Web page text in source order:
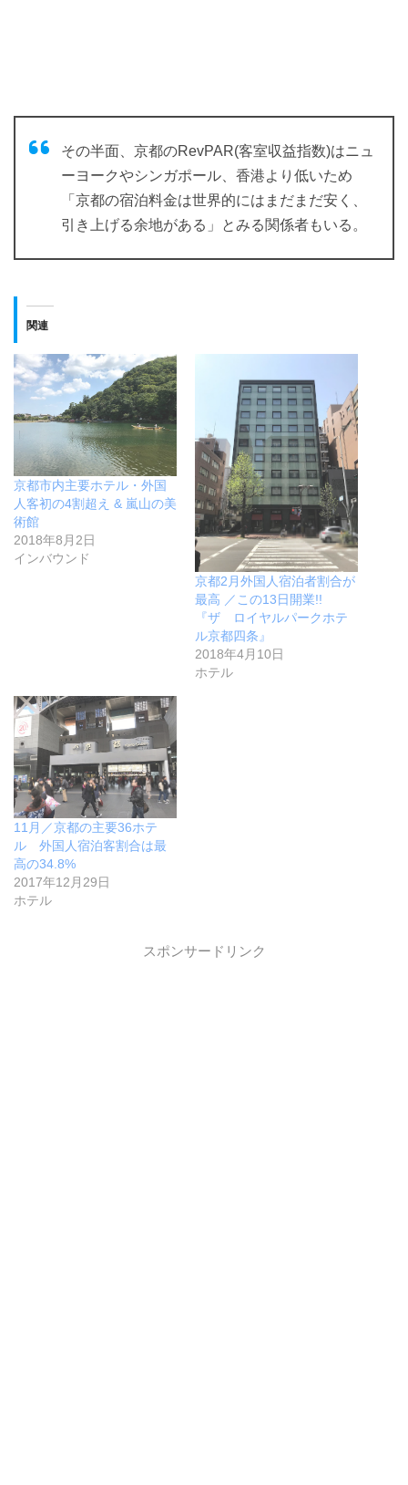
その半面、京都のRevPAR(客室収益指数)はニュ
ーヨークやシンガポール、香港より低いため
「京都の宿泊料金は世界的にはまだまだ安く、
引き上げる余地がある」とみる関係者もいる。
関連
京都市内主要ホテル・外国
人客初の4割超え & 嵐山の美
術館
2018年8月2日
インバウンド
京都2月外国人宿泊者割合が
最高 ／この13日開業!!
『ザ ロイヤルパークホテ
ル京都四条』
2018年4月10日
ホテル
11月／京都の主要36ホテ
ル 外国人宿泊客割合は最
高の34.8%
2017年12月29日
ホテル
スポンサードリンク